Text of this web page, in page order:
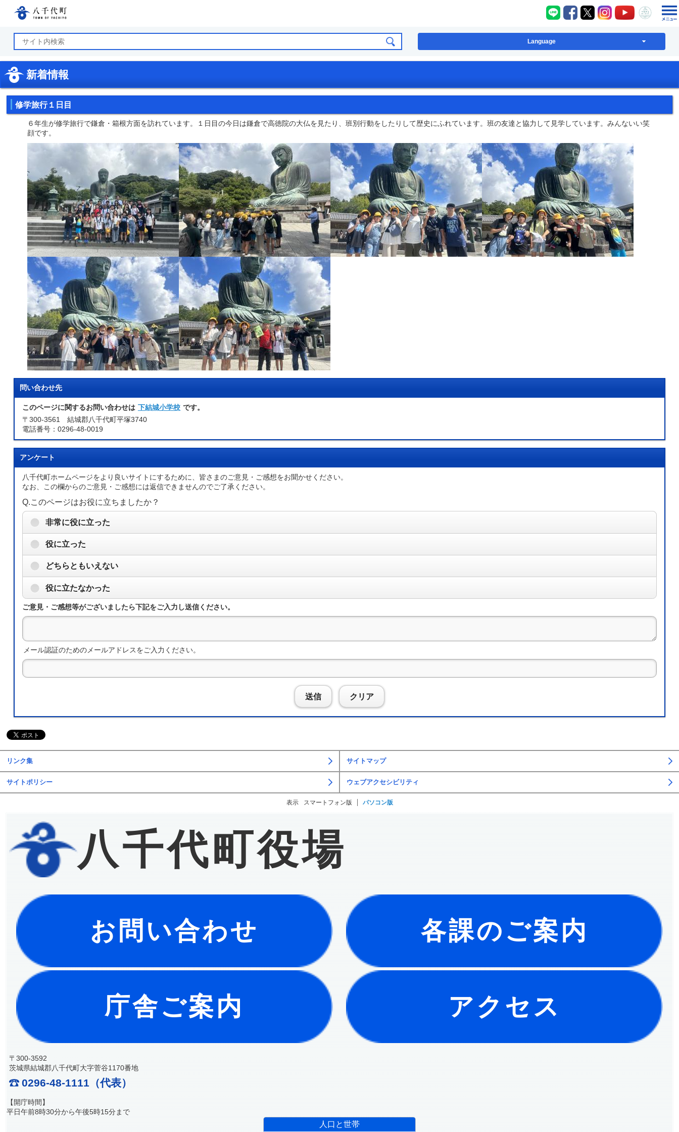
八千代町LINE
八千代町Facebook
八千代町X八千代町Instagram
八千代町八千代
Language
新着情報
修学旅行１日目
６年生が修学旅行で鎌倉・箱根方面を訪れています。１日目の今日は鎌倉で高徳院の大仏を見たり、班別行動をしたりして歴史にふれています。班の友達と協力して見学しています。みんないい笑
顔です。
問い合わせ先
このページに関するお問い合わせは 下結城小学校 です。
〒300-3561 結城郡八千代町平塚3740
電話番号：0296-48-0019
アンケート
八千代町ホームページをより良いサイトにするために、皆さまのご意見・ご感想をお聞かせください。
なお、この欄からのご意見・ご感想には返信できませんのでご了承ください。
Q.このページはお役に立ちましたか？
非常に役に立った
役に立った
どちらともいえない
役に立たなかった
ご意見・ご感想等がございましたら下記をご入力し送信ください。
メール認証のためのメールアドレスをご入力ください。
送信 クリア
リンク集 サイトマップ
サイトポリシー ウェブアクセシビリティ
表示 スマートフォン版 パソコン版
八千代町役場
お問い合わせ 各課のご案内
庁舎ご案内 アクセス
〒300-3592
茨城県結城郡八千代町大字菅谷1170番地
0296-48-1111（代表）
【開庁時間】
平日午前8時30分から午後5時15分まで